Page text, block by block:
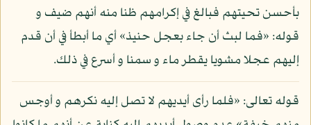
بأحسن تحيتهم فبالغ في إكرامهم ظنا منه أنهم ضيف و
قوله: «فما لبث أن جاء بعجل حنيذ» أي ما أبطأ في أن قدم
إليهم عجلا مشويا يقطر ماء و سمنا و أسرع في ذلك.
قوله تعالى: «فلما رأى أيديهم لا تصل إليه نكرهم و أوجس